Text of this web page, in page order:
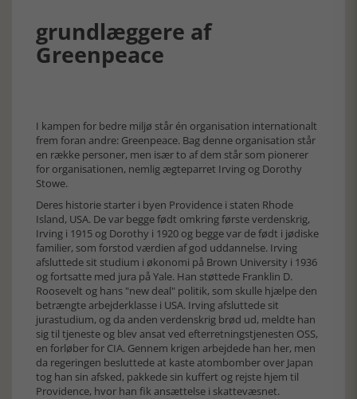
grundlæggere af
Greenpeace
I kampen for bedre miljø står én organisation internationalt
frem foran andre: Greenpeace. Bag denne organisation står
en række personer, men især to af dem står som pionerer
for organisationen, nemlig ægteparret Irving og Dorothy
Stowe.
Deres historie starter i byen Providence i staten Rhode
Island, USA. De var begge født omkring første verdenskrig,
Irving i 1915 og Dorothy i 1920 og begge var de født i jødiske
familier, som forstod værdien af god uddannelse. Irving
afsluttede sit studium i økonomi på Brown University i 1936
og fortsatte med jura på Yale. Han støttede Franklin D.
Roosevelt og hans "new deal" politik, som skulle hjælpe den
betrængte arbejderklasse i USA. Irving afsluttede sit
jurastudium, og da anden verdenskrig brød ud, meldte han
sig til tjeneste og blev ansat ved efterretningstjenesten OSS,
en forløber for CIA. Gennem krigen arbejdede han her, men
da regeringen besluttede at kaste atombomber over Japan
tog han sin afsked, pakkede sin kuffert og rejste hjem til
Providence, hvor han fik ansættelse i skattevæsnet.